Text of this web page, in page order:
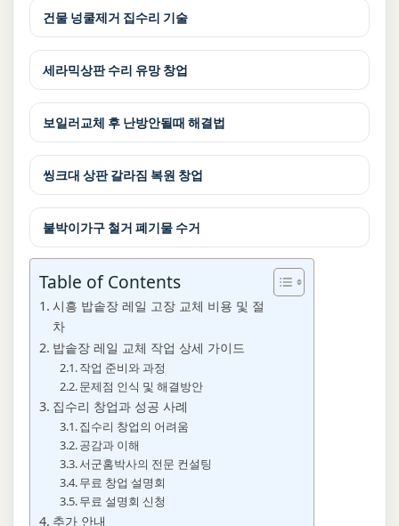
건물 넝쿨제거 집수리 기술
세라믹상판 수리 유망 창업
보일러교체 후 난방안될때 해결법
씽크대 상판 갈라짐 복원 창업
붙박이가구 철거 폐기물 수거
Table of Contents
시흥 밥솥장 레일 고장 교체 비용 및 절
차
밥솥장 레일 교체 작업 상세 가이드
작업 준비와 과정
문제점 인식 및 해결방안
집수리 창업과 성공 사례
집수리 창업의 어려움
공감과 이해
서군홈박사의 전문 컨설팅
무료 창업 설명회
무료 설명회 신청
추가 안내